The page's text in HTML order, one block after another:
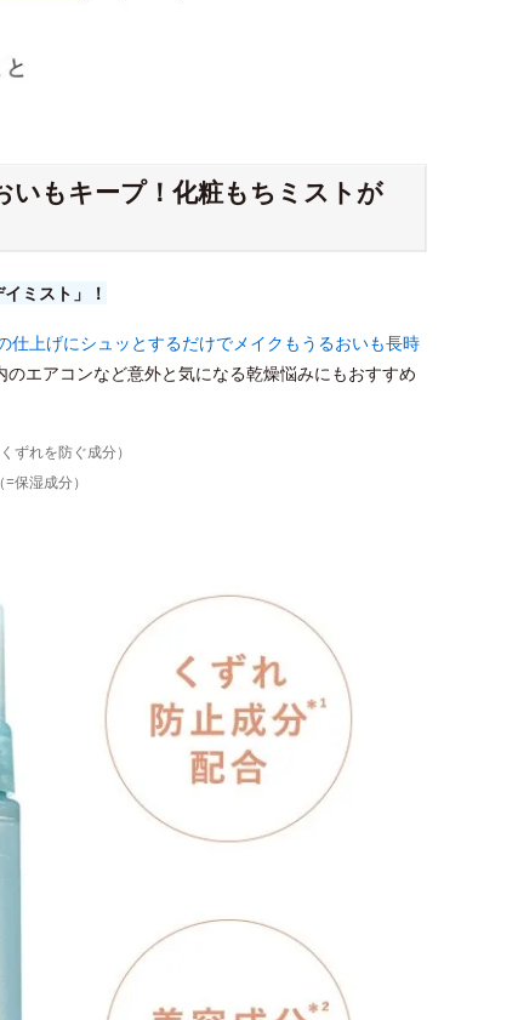
もキープ！化粧もちミストが
ミスト」！
仕上げにシュッとするだけでメイクもうるおいも長時
エアコンなど意外と気になる乾燥悩みにもおすすめ
ずれを防ぐ成分）
保湿成分）